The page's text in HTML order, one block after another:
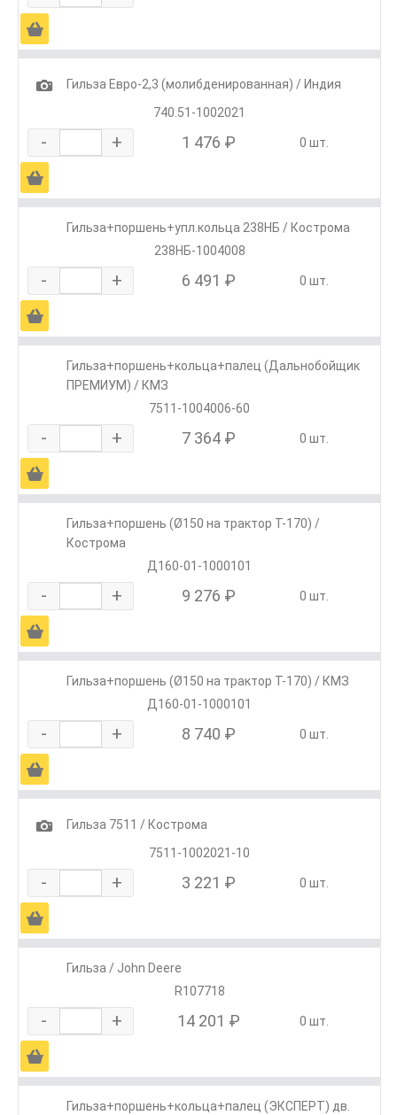
Ä
1
Гильза Евро-2,3 (молибденированная) / Индия
740.51-1002021
- + 1 476 ₽ 0 шт.
Ä
Гильза+поршень+упл.кольца 238НБ / Кострома
238НБ-1004008
- + 6 491 ₽ 0 шт.
Ä
Гильза+поршень+кольца+палец (Дальнобойщик
ПРЕМИУМ) / КМЗ
7511-1004006-60
- + 7 364 ₽ 0 шт.
Ä
Гильза+поршень (Ø150 на трактор Т-170) /
Кострома
Д160-01-1000101
- + 9 276 ₽ 0 шт.
Ä
Гильза+поршень (Ø150 на трактор Т-170) / КМЗ
Д160-01-1000101
- + 8 740 ₽ 0 шт.
Ä
1
Гильза 7511 / Кострома
7511-1002021-10
- + 3 221 ₽ 0 шт.
Ä
Гильза / John Deere
R107718
- + 14 201 ₽ 0 шт.
Ä
Гильза+поршень+кольца+палец (ЭКСПЕРТ) дв.